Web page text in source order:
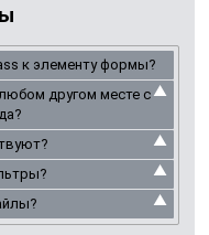
к элементу формы?
другом месте с